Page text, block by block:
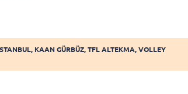
, KAAN GÜRBÜZ,TFL ALTEKMA,VOLLEY